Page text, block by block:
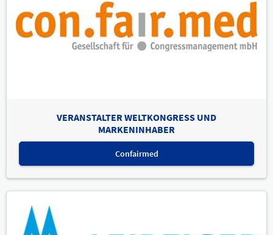
VERANSTALTER WELTKONGRESS UND
MARKENINHABER
Confairmed